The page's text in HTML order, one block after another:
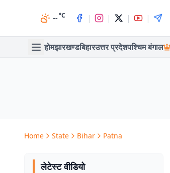
--°C | | | |
होमझारखण्डबिहारउत्तर प्रदेशपश्चिम बंगाल
Home State Bihar Patna
लेटेस्ट वीडियो